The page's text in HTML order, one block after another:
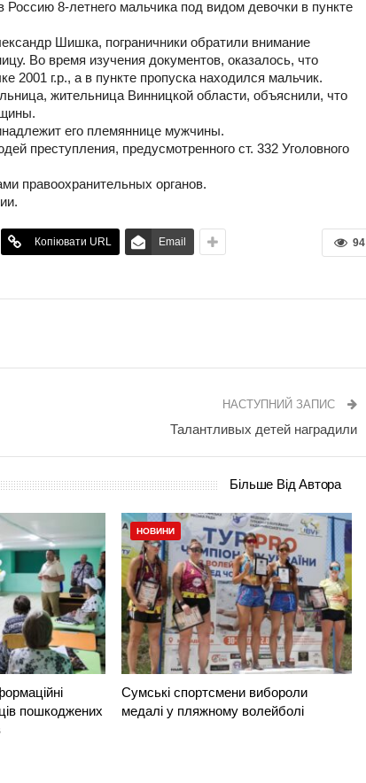
Россию 8-летнего мальчика под видом девочки в пункте
Шишка, пограничники обратили внимание
Во время изучения документов, оказалось, что
2001 г.р., а в пункте пропуска находился мальчик.
жительница Винницкой области, объяснили, что
его племяннице мужчины.
преступления, предусмотренного ст. 332 Уголовного
правоохранительных органов.
94
Копіювати URL Email
НАСТУПНИЙ ЗАПИС
Талантливых детей наградили
Більше Від Автора
пошкоджених
НОВИНИ
Сумські спортсмени вибороли
медалі у пляжному волейболі